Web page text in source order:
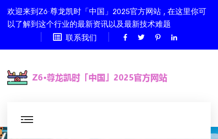
欢迎来到Z6·尊龙凯时「中国」2025官方网站 , 在这里你可
以了解到这个行业的最新资讯以及最新技术难题
联系我们